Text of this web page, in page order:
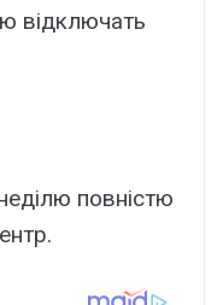
вiдключать
повністю